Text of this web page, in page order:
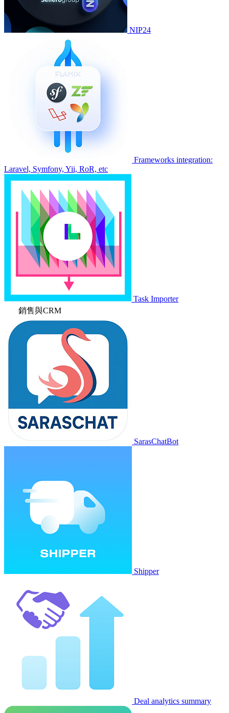
NIP24
Frameworks integration:
Laravel, Symfony, Yii, RoR, etc
Task Importer
銷售與CRM
SarasChatBot
Shipper
Deal analytics summary